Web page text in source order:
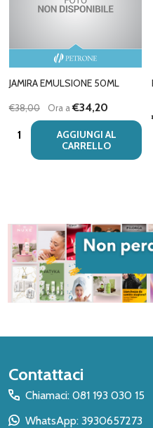
JAMIRA EMULSIONE 50ML
€38,00 Ora a€34,20
Quantità:
AGGIUNGI AL
CARRELLO
Inizio
del
piè
Contattaci
Chiamaci: 081 193 030 15
WhatsApp: 3930657273